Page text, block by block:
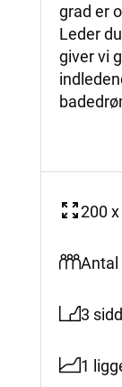
grad er
Leder
giver vi
200
Antal
3
1